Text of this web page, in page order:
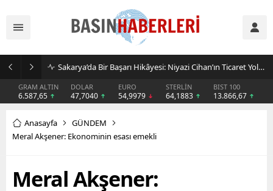
İşletmeler Neden Kiralama Modeline Yöneliyor? AVEGA’dan Esnek Temizlik Çözümü
GRAM ALTIN
6.587,65
DOLAR
47,7040
EURO
54,9979
STERLİN
64,1883
BIST 100
13.866,67
Anasayfa
GÜNDEM
Meral Akşener: Ekonominin esası emekli
Meral Akşener: